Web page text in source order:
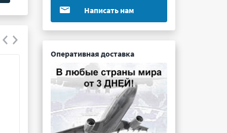
Подробнее ...
Написать нам
Оперативная доставка